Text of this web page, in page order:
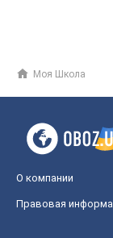
Моя Школа
О компании
Правовая